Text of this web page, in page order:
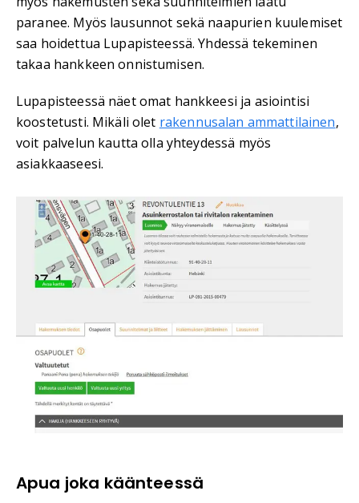
paranee. Myös lausunnot sekä naapurien kuulemiset
saa hoidettua Lupapisteessä. Yhdessä tekeminen
takaa hankkeen onnistumisen.
Lupapisteessä näet omat hankkeesi ja asiointisi
koostetusti. Mikäli olet rakennusalan ammattilainen,
voit palvelun kautta olla yhteydessä myös
asiakkaaseesi.
Apua joka käänteessä